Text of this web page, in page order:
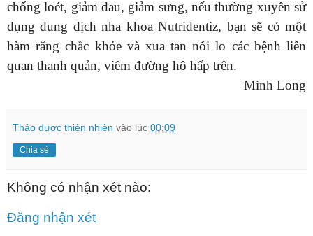
chống loét, giảm đau, giảm sưng, nếu thường xuyên sử
dụng dung dịch nha khoa Nutridentiz, bạn sẽ có một
hàm răng chắc khỏe và xua tan nỗi lo các bệnh liên
quan thanh quản, viêm đường hô hấp trên.
Minh Long
Thảo dược thiên nhiên vào lúc 00:09
Chia sẻ
Không có nhận xét nào:
Đăng nhận xét